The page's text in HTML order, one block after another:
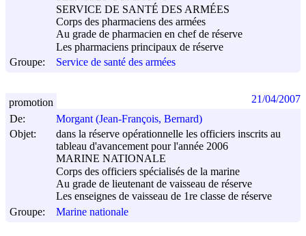
SERVICE DE SANTÉ DES ARMÉES
Corps des pharmaciens des armées
Au grade de pharmacien en chef de réserve
Les pharmaciens principaux de réserve
Groupe:
Service de santé des armées
De:
Morgant (Jean-François, Bernard)
Objet:
dans la réserve opérationnelle les officiers inscrits au
tableau d'avancement pour l'année 2006
MARINE NATIONALE
Corps des officiers spécialisés de la marine
Au grade de lieutenant de vaisseau de réserve
Les enseignes de vaisseau de 1re classe de réserve
Groupe:
Marine nationale
promotion 21/04/2007